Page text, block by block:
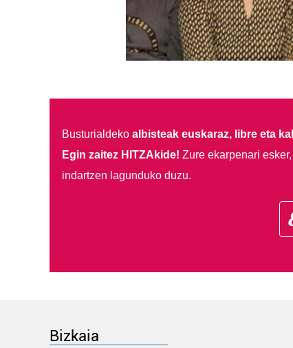
Busturialdeko albisteak euskaraz, libre eta
Egin zaitez HITZAkide! Zure ekarpenari
indartzen lagunduko duzu.
Bizkaia